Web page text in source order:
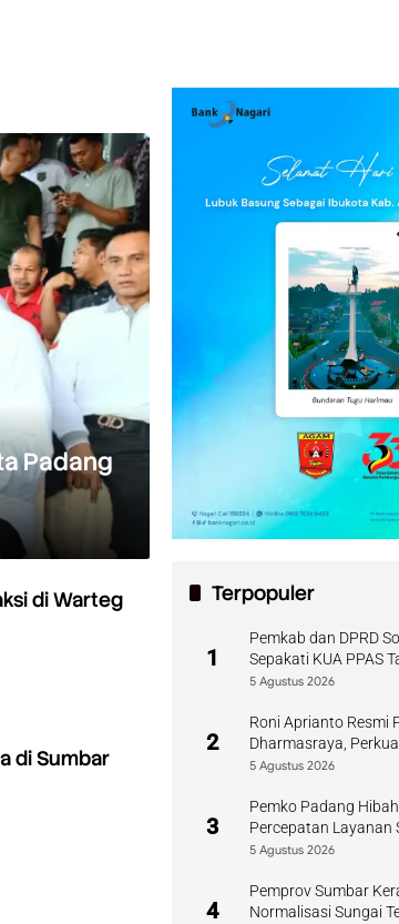
Padang
di Warteg
di Sumbar
Terpopuler
1
Pemkab dan DPRD
Sepakati KUA PPAS
5 Agustus 2026
2
Roni Aprianto Resmi
Dharmasraya,
Kompetensi Jurnalis
5 Agustus 2026
3
Pemko Padang
Percepatan Layanan
di Sumbar
5 Agustus 2026
4
Pemprov Sumbar
Normalisasi Sungai